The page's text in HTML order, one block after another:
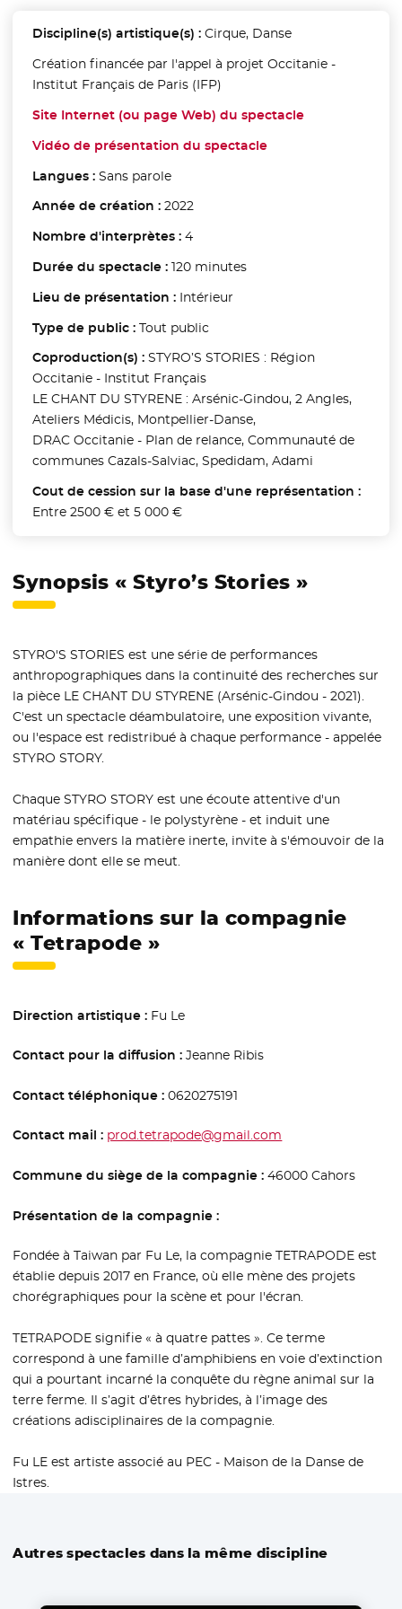
Discipline(s) artistique(s) : Cirque, Danse
Création financée par l'appel à projet Occitanie -
Institut Français de Paris (IFP)
Site Internet (ou page Web) du spectacle- Nouvelle
Vidéo de présentation du spectacle- Nouvelle fenêtre
Langues : Sans parole
Année de création : 2022
Nombre d'interprètes : 4
Durée du spectacle : 120 minutes
Lieu de présentation : Intérieur
Type de public : Tout public
Coproduction(s) : STYRO’S STORIES : Région
Occitanie - Institut Français
LE CHANT DU STYRENE : Arsénic-Gindou, 2 Angles,
Ateliers Médicis, Montpellier-Danse,
DRAC Occitanie - Plan de relance, Communauté de
communes Cazals-Salviac, Spedidam, Adami
Cout de cession sur la base d'une représentation :
Entre 2500 € et 5 000 €
Synopsis « Styro’s Stories »
STYRO'S STORIES est une série de performances
anthropographiques dans la continuité des recherches sur
la pièce LE CHANT DU STYRENE (Arsénic-Gindou - 2021).
C'est un spectacle déambulatoire, une exposition vivante,
ou l'espace est redistribué à chaque performance - appelée
STYRO STORY.
Chaque STYRO STORY est une écoute attentive d'un
matériau spécifique - le polystyrène - et induit une
empathie envers la matière inerte, invite à s'émouvoir de la
manière dont elle se meut.
Informations sur la compagnie
« Tetrapode »
Direction artistique : Fu Le
Contact pour la diffusion :Jeanne Ribis
Contact téléphonique :0620275191
Contact mail : prod.tetrapode@gmail.com
Commune du siège de la compagnie :46000 Cahors
Présentation de la compagnie :
Fondée à Taiwan par Fu Le, la compagnie TETRAPODE est
établie depuis 2017 en France, où elle mène des projets
chorégraphiques pour la scène et pour l'écran.
TETRAPODE signifie « à quatre pattes ». Ce terme
correspond à une famille d’amphibiens en voie d’extinction
qui a pourtant incarné la conquête du règne animal sur la
terre ferme. Il s’agit d’êtres hybrides, à l’image des
créations adisciplinaires de la compagnie.
Fu LE est artiste associé au PEC - Maison de la Danse de
Istres.
Autres spectacles dans la même discipline